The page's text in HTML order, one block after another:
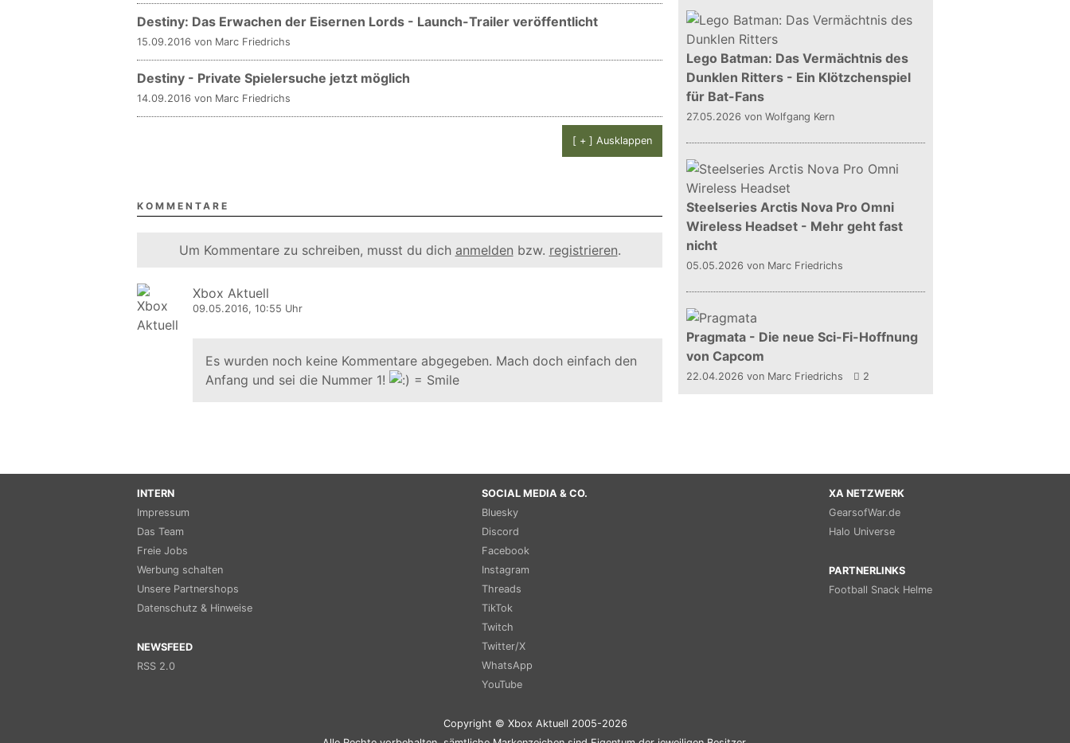
Destiny: Das Erwachen der Eisernen Lords - Launch-Trailer veröffentlicht
15.09.2016 von Marc Friedrichs
Destiny - Private Spielersuche jetzt möglich
14.09.2016 von Marc Friedrichs
[ + ] Ausklappen
KOMMENTARE
Um Kommentare zu schreiben, musst du dich anmelden bzw. registrieren.
Xbox Aktuell
09.05.2016, 10:55 Uhr
Es wurden noch keine Kommentare abgegeben. Mach doch einfach den
Anfang und sei die Nummer 1!
Lego Batman: Das Vermächtnis des
Dunklen Ritters - Ein Klötzchenspiel
für Bat-Fans
27.05.2026 von Wolfgang Kern
Steelseries Arctis Nova Pro Omni
Wireless Headset - Mehr geht fast
nicht
05.05.2026 von Marc Friedrichs
Pragmata - Die neue Sci-Fi-Hoffnung
von Capcom
22.04.2026 von Marc Friedrichs 2
INTERN
Impressum
Das Team
Freie Jobs
Werbung schalten
Unsere Partnershops
Datenschutz & Hinweise
NEWSFEED
RSS 2.0
SOCIAL MEDIA & CO.
Bluesky
Discord
Facebook
Instagram
Threads
TikTok
Twitch
Twitter/X
WhatsApp
YouTube
XA NETZWERK
GearsofWar.de
Halo Universe
PARTNERLINKS
Football Snack Helme
Copyright © Xbox Aktuell 2005-2026